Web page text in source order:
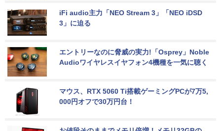
iFi audio主力「NEO Stream 3」「NEO iDSD
3」に迫る
エントリーなのに脅威の実力!「Osprey」Noble
Audioワイヤレスイヤフォン4機種を一気に聴く
マウス、RTX 5060 Ti搭載ゲーミングPCが7万5,
000円オフで30万円台！